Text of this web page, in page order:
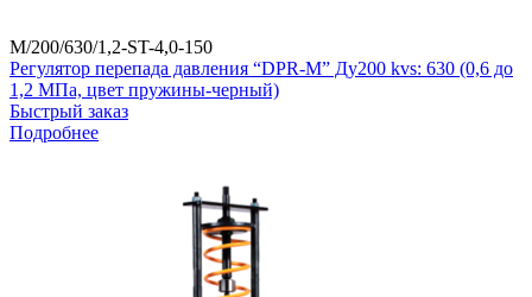
M/200/630/1,2-ST-4,0-150
Регулятор перепада давления “DPR-M” Ду200 kvs: 630 (0,6 до
1,2 МПа, цвет пружины-черный)
Быстрый заказ
Подробнее